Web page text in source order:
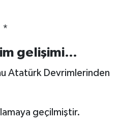
*
gelişimi…
Atatürk Devrimlerinden
geçilmiştir.